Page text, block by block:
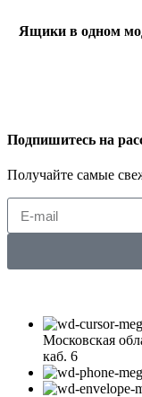
Ящики в одном
Подпишитесь на
Получайте самые
Московская
каб. 6